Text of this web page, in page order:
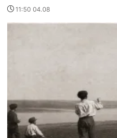
11:50 04.08